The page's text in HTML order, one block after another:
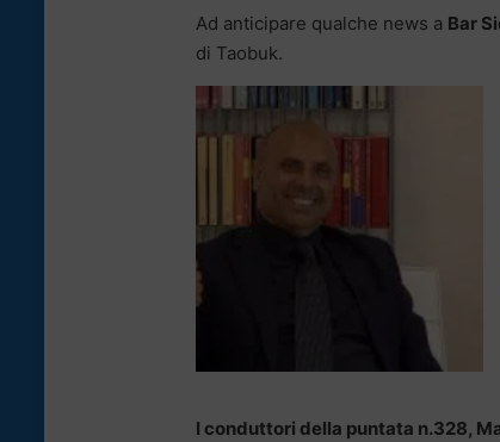
Ad anticipare qualche news a Bar
di Taobuk.
I conduttori della puntata n.328,